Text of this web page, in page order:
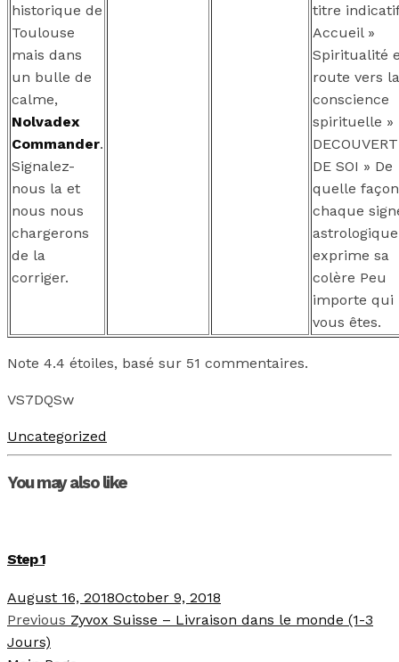
historique de
Toulouse
mais dans
un bulle de
calme,
Nolvadex
Commander.
Signalez-
nous la et
nous nous
chargerons
de la
corriger.
titre
Accueil »
Spiritualité
route vers la
conscience
spirituelle »
DE SOI » De
quelle façon
chaque
astrologique
exprime sa
colère Peu
importe qui
vous êtes.
Note 4.4 étoiles, basé sur 51 commentaires.
VS7DQSw
Uncategorized
You may also like
Step 1
August 16, 2018October 9, 2018
Previous Zyvox Suisse – Livraison dans le monde (1-3
Jours)